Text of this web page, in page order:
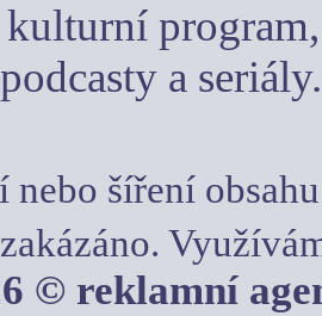
a seriály.
nebo šíření
© reklamní